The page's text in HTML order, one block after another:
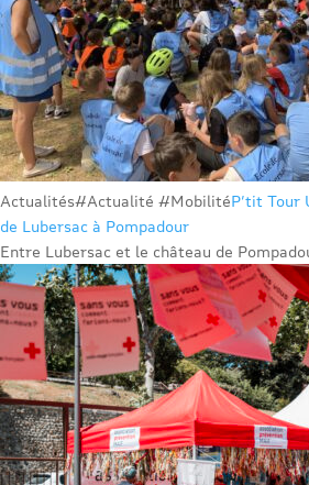
Actualités#Actualité #MobilitéP’tit Tour
de Lubersac à Pompadour
Entre Lubersac et le château de